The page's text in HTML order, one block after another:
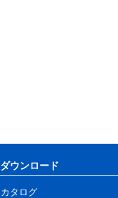
ダウンロード
カタログ